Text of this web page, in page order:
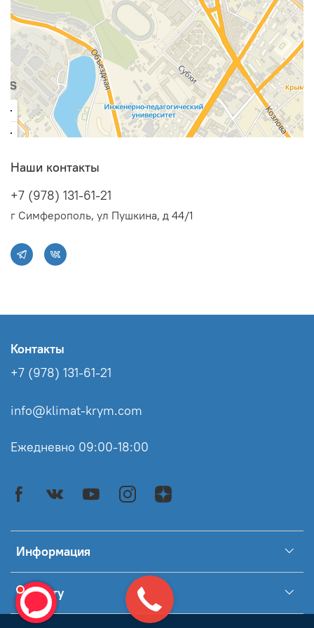
Наши контакты
+7 (978) 131-61-21
г Симферополь, ул Пушкина, д 44/1
Информация
Клиенту
Контакты
+7 (978) 131-61-21
info@klimat-krym.com
Ежедневно 09:00-18:00